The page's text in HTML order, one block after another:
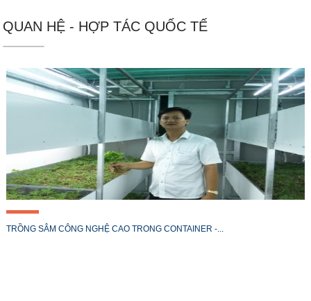
QUAN HỆ - HỢP TÁC QUỐC TẾ
TRỒNG SÂM CÔNG NGHỆ CAO TRONG CONTAINER -...